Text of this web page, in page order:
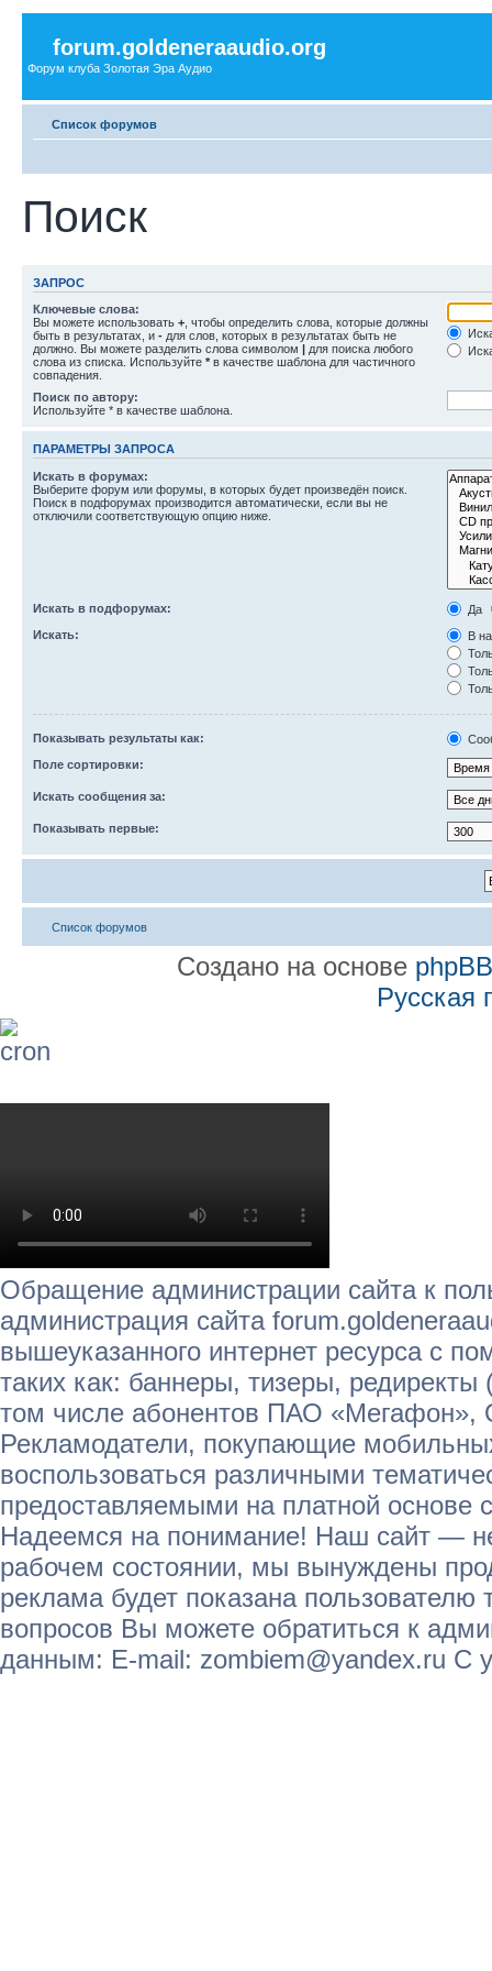
forum.goldeneraaudio.org
Форум клуба Золотая Эра Аудио
Список форумов
Поиск
ЗАПРОС
Ключевые слова:
Вы можете использовать + , чтобы определить слова, которые должны
быть в результатах, и - для слов, которых в результатах быть не
должно. Вы можете разделить слова символом | для поиска любого
слова из списка. Используйте * в качестве шаблона для частичного
совпадения.
Поиск по автору:
Используйте * в качестве шаблона.
ПАРАМЕТРЫ ЗАПРОСА
Искать в форумах:
Выберите форум или форумы, в которых будет произведён поиск.
Поиск в подфорумах производится автоматически, если вы не
отключили соответствующую опцию ниже.
Искать в подфорумах:
Да
Искать:
В
Показывать результаты как:
Поле сортировки:
Искать сообщения за:
Показывать первые:
Список форумов
Создано на основе phpBB
Русская
Обращение администрации сайта к
администрация сайта
вышеуказанного интернет ресурса с
таких как: баннеры, тизеры,
том числе абонентов ПАО
Рекламодатели, покупающие
воспользоваться различными
предоставляемыми на платной основе
Надеемся на понимание! Наш сайт —
рабочем состоянии, мы вынуждены
реклама будет показана пользователю
вопросов Вы можете обратиться к
данным: E-mail: zombiem@yandex.ru С